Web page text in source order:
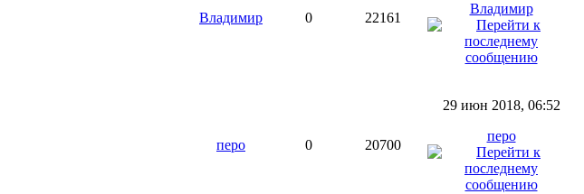
Владимир 0 22161
Владимир
перо 0 20700
29 июн 2018, 06:52
перо